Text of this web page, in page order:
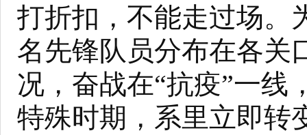
打折扣，不能走过场。
名先锋队员分布在各关
况，奋战在“抗疫”一线
特殊时期，系里立即转